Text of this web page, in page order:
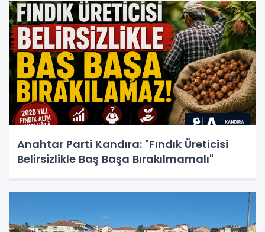
Anahtar Parti Kandıra: "Fındık Üreticisi
Belirsizlikle Baş Başa Bırakılmamalı"